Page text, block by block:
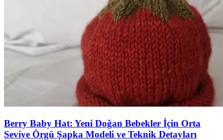
Berry Baby Hat: Yeni Doğan Bebekler İçin Orta
Seviye Örgü Şapka Modeli ve Teknik Detayları